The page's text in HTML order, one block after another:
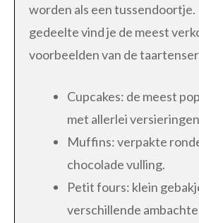
worden als een
gedeelte vind je de meest
voorbeelden van de
Cupcakes: de meest
met allerlei
Muffins: verpakte
chocolade vulling.
Petit fours: klein
verschillende